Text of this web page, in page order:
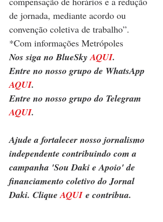
de jornada, mediante acordo ou
convenção coletiva de trabalho”.
*Com informações Metrópoles
Nos siga no BlueSky AQUI.
Entre no nosso grupo de WhatsApp
AQUI.
Entre no nosso grupo do Telegram
AQUI.
Ajude a fortalecer nosso jornalismo
independente contribuindo com a
campanha 'Sou Daki e Apoio' de
financiamento coletivo do Jornal
Daki. Clique AQUI e contribua.